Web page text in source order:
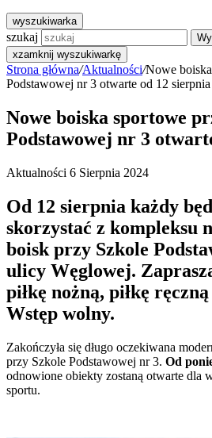
wyszukiwarka
szukaj
xzamknij wyszukiwarkę
Strona główna/Aktualności/Nowe
Podstawowej nr 3 otwarte od 12 sierpnia
Nowe boiska sportowe
Podstawowej nr 3
Aktualności 6 Sierpnia 2024
Od 12 sierpnia każdy
skorzystać z kompleksu
boisk przy Szkole
ulicy Węglowej.
piłkę nożną, piłkę
Wstęp wolny.
Zakończyła się długo oczekiwana
przy Szkole Podstawowej nr 3. Od
odnowione obiekty zostaną otwarte dla
sportu.